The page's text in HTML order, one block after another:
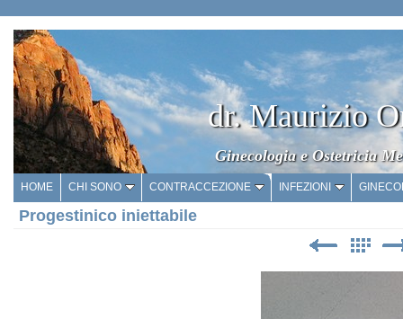
dr. Maurizio
Ginecologia e Ostetricia
HOME CHI SONO CONTRACCEZIONE INFEZIONI
Progestinico iniettabile